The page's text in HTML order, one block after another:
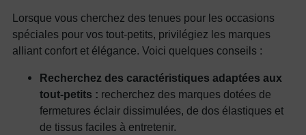
Lorsque vous cherchez des tenues pour les occasions
spéciales pour vos tout-petits, privilégiez les marques
alliant confort et élégance. Voici quelques conseils :
Recherchez des caractéristiques adaptées aux
tout-petits : recherchez des marques dotées de
fermetures éclair dissimulées, de dos élastiques et
de tissus faciles à entretenir.